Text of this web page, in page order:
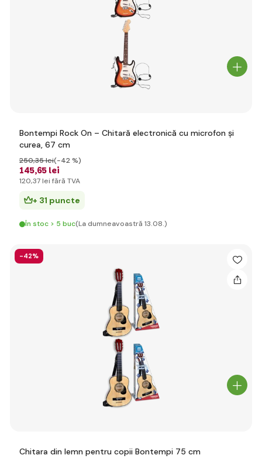
Bontempi Rock On – Chitară electronică cu microfon și
curea, 67 cm
145,65 lei
250,35 lei(-42 %)
120,37 lei fără TVA
+ 31 puncte
În stoc > 5 buc(La dumneavoastră 13.08.)
-42%
Chitara din lemn pentru copii Bontempi 75 cm